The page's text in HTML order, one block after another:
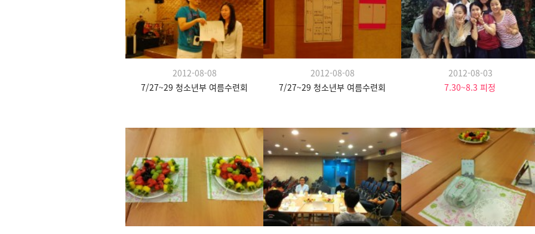
2012-08-08
7/27~29 청소년부 여름수련회
2012-08-08
7/27~29 청소년부 여름수련회
2012-08-03
7.30~8.3 피정